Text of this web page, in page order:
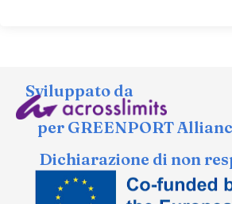
Sviluppato da
per GREENPORT
Dichiarazione di non